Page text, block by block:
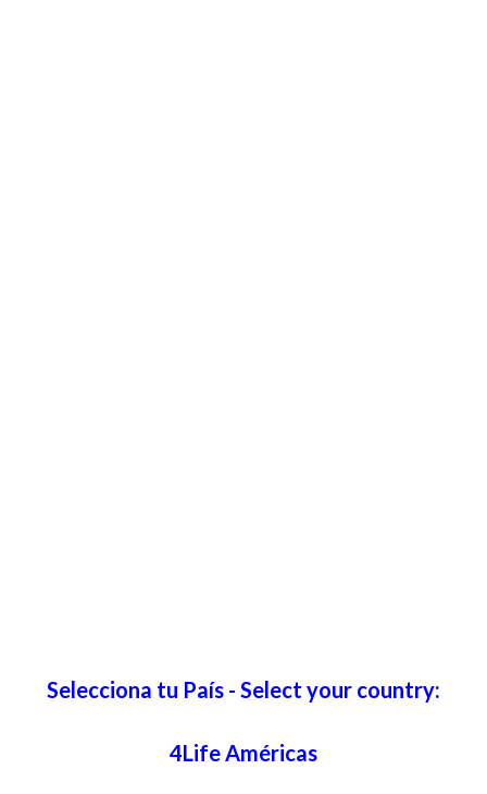
Selecciona tu País - Select your country:
4Life Américas